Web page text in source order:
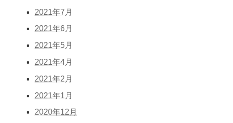
2021年7月
2021年6月
2021年5月
2021年4月
2021年2月
2021年1月
2020年12月